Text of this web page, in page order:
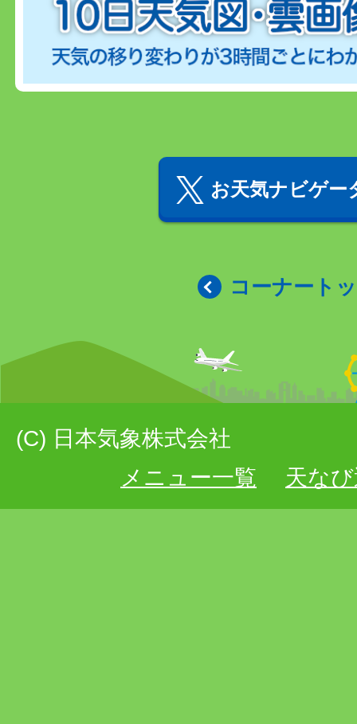
お天気ナビゲー
コーナート
(C) 日本気象株式会社
メニュー一覧
天な